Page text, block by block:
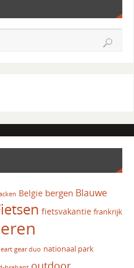
Belgie bergen Blauwe
fietsvakantie frankrijk
gear duo nationaal park